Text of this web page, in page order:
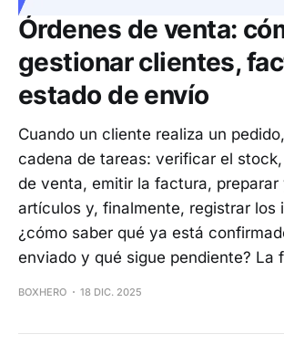
Órdenes de venta:
gestionar clientes,
estado de envío
Cuando un cliente realiza un
cadena de tareas: verificar el
de venta, emitir la factura, preparar
artículos y, finalmente, registrar los
¿cómo saber qué ya está
enviado y qué sigue pendiente? La
BOXHERO 18 DIC. 2025